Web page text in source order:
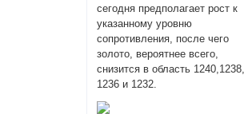
сегодня предполагает рост к
указанному уровню
сопротивления, после чего
золото, вероятнее всего,
снизится в область
1236 и 1232.